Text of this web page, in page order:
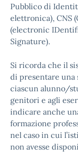
Pubblico di
elettronica), CNS
(electronic
Signature).
Si ricorda che il
di presentare una
ciascun alunno/
genitori e agli
indicare anche
formazione
nel caso in cui
non avesse